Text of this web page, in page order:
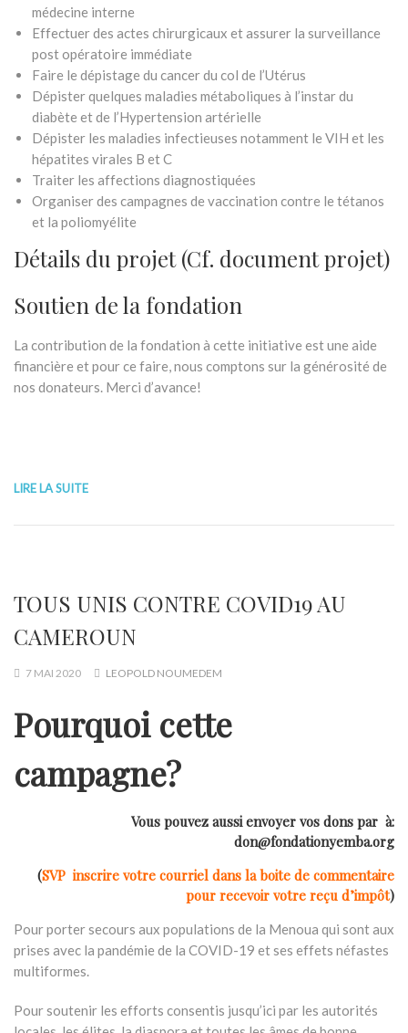
médecine interne
Effectuer des actes chirurgicaux et assurer la surveillance
post opératoire immédiate
Faire le dépistage du cancer du col de l’Utérus
Dépister quelques maladies métaboliques à l’instar du
diabète et de l’Hypertension artérielle
Dépister les maladies infectieuses notamment le VIH et les
hépatites virales B et C
Traiter les affections diagnostiquées
Organiser des campagnes de vaccination contre le tétanos
et la poliomyélite
Détails du projet (Cf. document projet)
Soutien de la fondation
La contribution de la fondation à cette initiative est une aide
financière et pour ce faire, nous comptons sur la générosité de
nos donateurs. Merci d’avance!
LIRE LA SUITE
TOUS UNIS CONTRE COVID19 AU
CAMEROUN
7 MAI 2020 LEOPOLD NOUMEDEM
Pourquoi cette
campagne?
Vous pouvez aussi envoyer vos dons par à:
don@fondationyemba.org
(SVP inscrire votre courriel dans la boite de commentaire
pour recevoir votre reçu d’impôt)
Pour porter secours aux populations de la Menoua qui sont aux
prises avec la pandémie de la COVID-19 et ses effets néfastes
multiformes.
Pour soutenir les efforts consentis jusqu’ici par les autorités